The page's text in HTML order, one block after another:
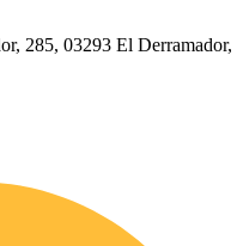
285, 03293 El Derramador,